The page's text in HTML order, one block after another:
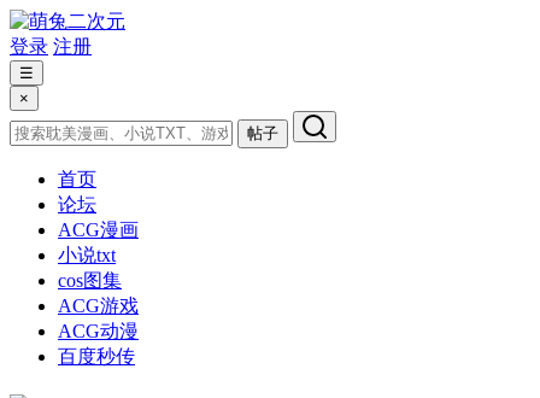
登录 注册
☰
×
帖子
首页
论坛
ACG漫画
小说txt
cos图集
ACG游戏
ACG动漫
百度秒传